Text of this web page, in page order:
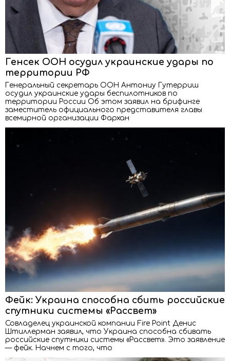
Генсек ООН осудил украинские удары по
территории РФ
Генеральный секретарь ООН Антониу Гутерриш
осудил украинские удары беспилотников по
территории России Об этом заявил на брифинге
заместитель официального представителя главы
всемирной организации Фархан
Фейк: Украина способна сбить российские
спутники системы «Рассвет»
Совладелец украинской компании Fire Point Денис
Штиллерман заявил, что Украина способна сбивать
российские спутники системы «Рассвет». Это заявление
— фейк. Начнем с того, что